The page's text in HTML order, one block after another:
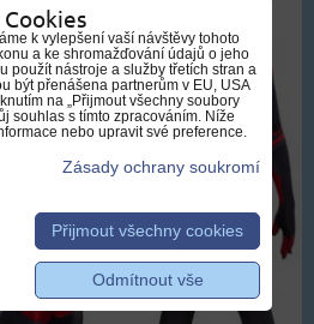
Cookies
k vylepšení vaší návštěvy tohoto
a ke shromažďování údajů o jeho
použít nástroje a služby třetích stran a
být přenášena partnerům v EU, USA
na „Přijmout všechny soubory
souhlas s tímto zpracováním. Níže
nebo upravit své preference.
Zásady ochrany soukromí
Přijmout všechny cookies
Odmítnout vše